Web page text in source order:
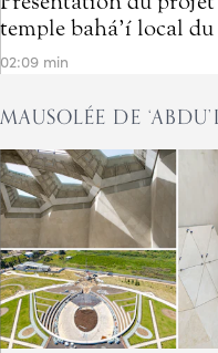
temple bahá’í local
02:09 min
MAUSOLÉE DE